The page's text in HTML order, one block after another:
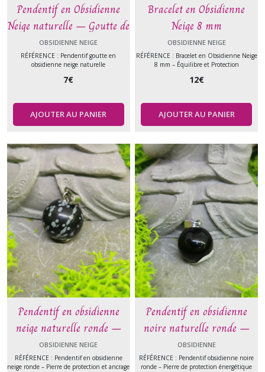
Pendentif en Obsidienne
Neige naturelle – Goutte de
protection et d’équilibre –
Pierre naturelle
OBSIDIENNE NEIGE
RÉFÉRENCE : Pendentif goutte en
obsidienne neige naturelle
7€
AJOUTER AU PANIER
Bracelet en Obsidienne
Neige 8 mm
OBSIDIENNE NEIGE
RÉFÉRENCE : Bracelet en Obsidienne Neige
8 mm – Équilibre et Protection
12€
AJOUTER AU PANIER
Pendentif en obsidienne
neige naturelle ronde –
Protection et équilibre –
Pierre naturelle
OBSIDIENNE NEIGE
RÉFÉRENCE : Pendentif en obsidienne
neige ronde – Pierre de protection et ancrage
Pendentif en obsidienne
noire naturelle ronde –
Protection énergétique et
ancrage – Pierre naturelle
OBSIDIENNE
RÉFÉRENCE : Pendentif obsidienne noire
ronde – Pierre de protection énergétique